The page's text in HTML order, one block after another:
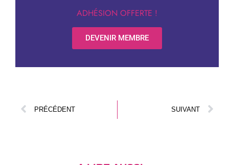
ADHÉSION OFFERTE !
DEVENIR MEMBRE
PRÉCÉDENT SUIVANT